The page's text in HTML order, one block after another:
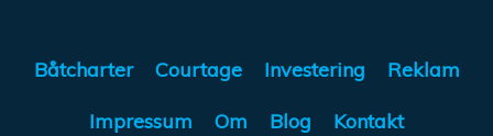
Båtcharter Courtage Investering Reklam
Impressum Om Blog Kontakt